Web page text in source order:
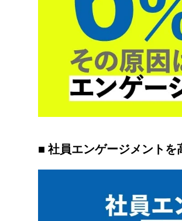
■ 社員エンゲージメント